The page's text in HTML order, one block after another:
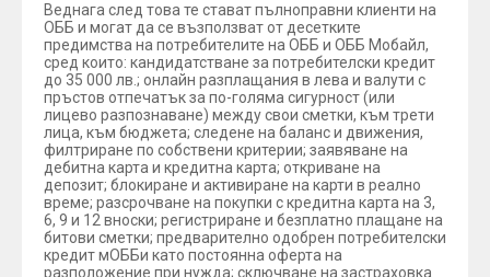
Веднага след това те стават пълноправни клиенти на
ОББ и могат да се възползват от десетките
предимства на потребителите на ОББ и ОББ Мобайл,
сред които: кандидатстване за потребителски кредит
до 35 000 лв.; онлайн разплащания в лева и валути с
пръстов отпечатък за по-голяма сигурност (или
лицево разпознаване) между свои сметки, към трети
лица, към бюджета; следене на баланс и движения,
филтриране по собствени критерии; заявяване на
дебитна карта и кредитна карта; откриване на
депозит; блокиране и активиране на карти в реално
време; разсрочване на покупки с кредитна карта на 3,
6, 9 и 12 вноски; регистриране и безплатно плащане на
битови сметки; предварително одобрен потребителски
кредит мОББи като постоянна оферта на
разположение при нужда; сключване на застраховка